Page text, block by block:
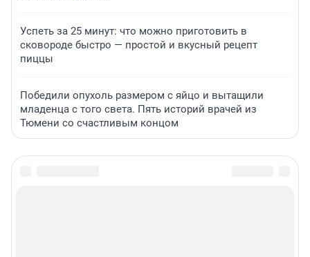
Успеть за 25 минут: что можно приготовить в
сковороде быстро — простой и вкусный рецепт
пиццы
Победили опухоль размером с яйцо и вытащили
младенца с того света. Пять историй врачей из
Тюмени со счастливым концом